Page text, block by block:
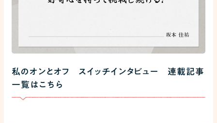
私のオンとオフ スイッチインタビュー 連載記事
一覧はこちら